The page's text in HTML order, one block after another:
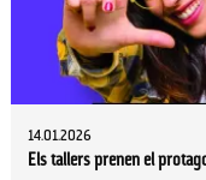
14.01.2026
Els tallers prenen el